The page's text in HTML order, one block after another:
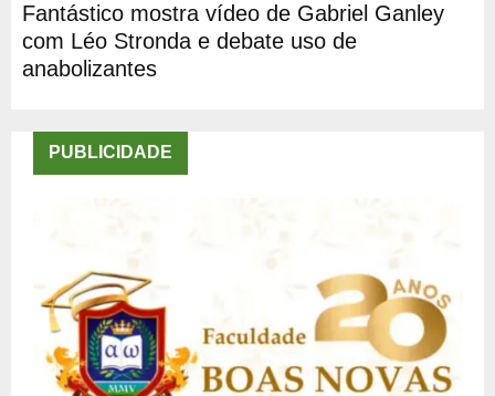
Fantástico mostra vídeo de Gabriel Ganley
com Léo Stronda e debate uso de
anabolizantes
PUBLICIDADE